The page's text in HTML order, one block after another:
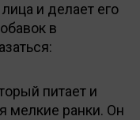
и делает его
в
питает и
мелкие ранки. Он